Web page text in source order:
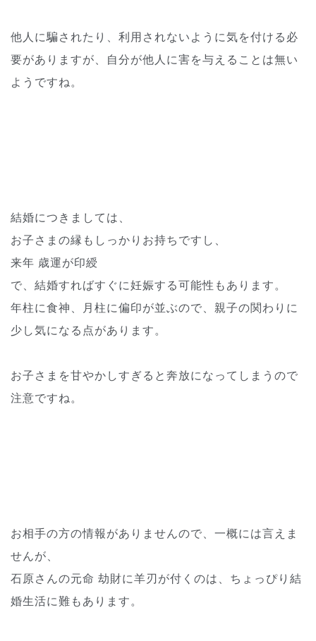
他人に騙されたり、利用されないように気を付ける必
要がありますが、自分が他人に害を与えることは無い
ようですね。
結婚につきましては、
お子さまの縁もしっかりお持ちですし、
来年 歳運が印綬
で、結婚すればすぐに妊娠する可能性もあります。
年柱に食神、月柱に偏印が並ぶので、親子の関わりに
少し気になる点があります。
お子さまを甘やかしすぎると奔放になってしまうので
注意ですね。
お相手の方の情報がありませんので、一概には言えま
せんが、
石原さんの元命 劫財に羊刃が付くのは、ちょっぴり結
婚生活に難もあります。